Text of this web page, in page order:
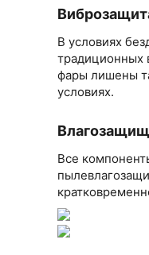
В условиях
традиционных
фары лишены
условиях.
Все